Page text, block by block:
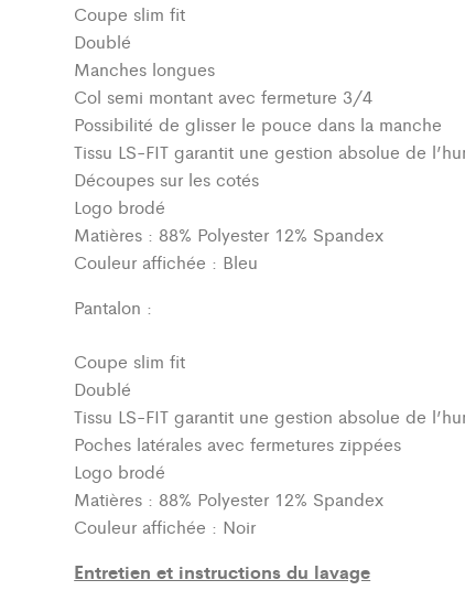
Coupe slim fit
Doublé
Manches longues
Col semi montant avec fermeture 3/4
Possibilité de glisser le pouce dans la manche
Tissu LS-FIT garantit une gestion absolue de
Découpes sur les cotés
Logo brodé
Matières : 88% Polyester 12% Spandex
Couleur affichée : Bleu
Pantalon :
Coupe slim fit
Doublé
Tissu LS-FIT garantit une gestion absolue de
Poches latérales avec fermetures zippées
Logo brodé
Matières : 88% Polyester 12% Spandex
Couleur affichée : Noir
Entretien et instructions du lavage